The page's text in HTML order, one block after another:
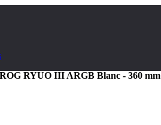
RYUO III ARGB Blanc - 360 mm